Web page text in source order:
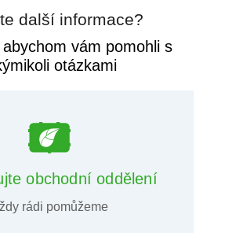
další informace?
vám pomohli s
otázkami
obchodní oddělení
rádi pomůžeme